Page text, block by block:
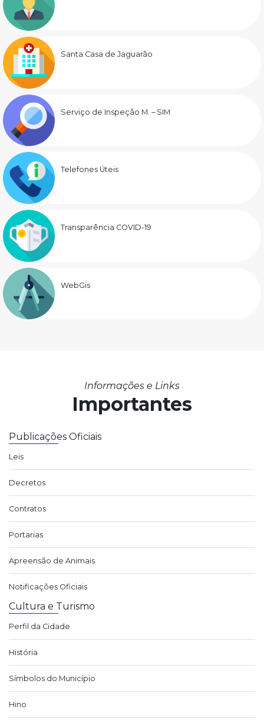
Santa Casa de Jaguarão
Serviço de Inspeção M. – SIM
Telefones Úteis
Transparência COVID-19
WebGis
Informações e Links
Importantes
Publicações Oficiais
Leis
Decretos
Contratos
Portarias
Apreensão de Animais
Notificações Oficiais
Cultura e Turismo
Perfil da Cidade
História
Símbolos do Município
Hino